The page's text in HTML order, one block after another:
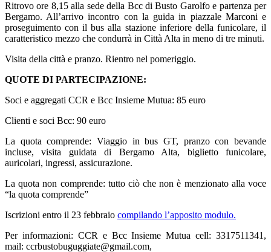
Ritrovo ore 8,15 alla sede della Bcc di Busto Garolfo e partenza per
Bergamo. All’arrivo incontro con la guida in piazzale Marconi e
proseguimento con il bus alla stazione inferiore della funicolare, il
caratteristico mezzo che condurrà in Città Alta in meno di tre minuti.
Visita della città e pranzo. Rientro nel pomeriggio.
QUOTE DI PARTECIPAZIONE:
Soci e aggregati CCR e Bcc Insieme Mutua: 85 euro
Clienti e soci Bcc: 90 euro
La quota comprende: Viaggio in bus GT, pranzo con bevande
incluse, visita guidata di Bergamo Alta, biglietto funicolare,
auricolari, ingressi, assicurazione.
La quota non comprende: tutto ciò che non è menzionato alla voce
“la quota comprende”
Iscrizioni entro il 23 febbraio compilando l’apposito modulo.
Per informazioni: CCR e Bcc Insieme Mutua cell: 3317511341,
mail: ccrbustobuguggiate@gmail.com,